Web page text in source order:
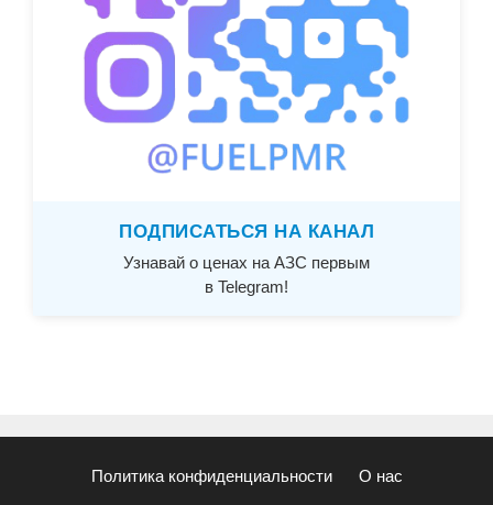
ПОДПИСАТЬСЯ НА КАНАЛ
Узнавай о ценах на АЗС первым
в Telegram!
Политика конфиденциальности О нас